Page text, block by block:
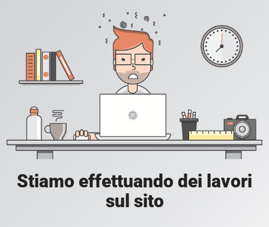
Stiamo effettuando dei lavori
sul sito